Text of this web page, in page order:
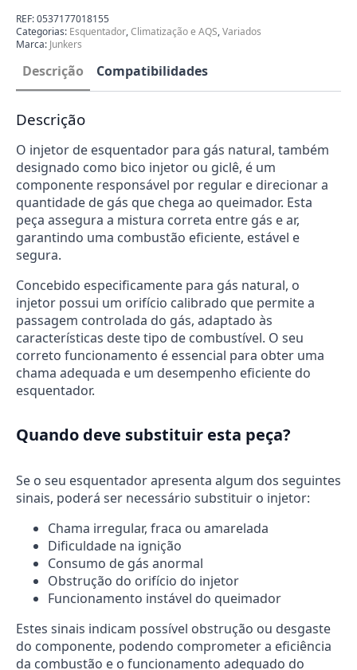
Junkers
para
Gás
Natural
110
REF:0537177018155
Categorias: Esquentador,Climatização e AQS,Variados
Marca: Junkers
Descrição Compatibilidades
Descrição
O injetor de esquentador para gás natural, também
designado como bico injetor ou giclê, é um
componente responsável por regular e direcionar a
quantidade de gás que chega ao queimador. Esta
peça assegura a mistura correta entre gás e ar,
garantindo uma combustão eficiente, estável e
segura.
Concebido especificamente para gás natural, o
injetor possui um orifício calibrado que permite a
passagem controlada do gás, adaptado às
características deste tipo de combustível. O seu
correto funcionamento é essencial para obter uma
chama adequada e um desempenho eficiente do
esquentador.
Quando deve substituir esta peça?
Se o seu esquentador apresenta algum dos seguintes
sinais, poderá ser necessário substituir o injetor:
Chama irregular, fraca ou amarelada
Dificuldade na ignição
Consumo de gás anormal
Obstrução do orifício do injetor
Funcionamento instável do queimador
Estes sinais indicam possível obstrução ou desgaste
do componente, podendo comprometer a eficiência
da combustão e o funcionamento adequado do